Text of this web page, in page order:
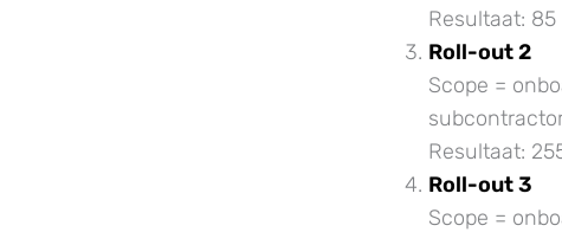
Resultaat:
Roll-out 2
Scope =
Resultaat:
Roll-out 3
Scope =